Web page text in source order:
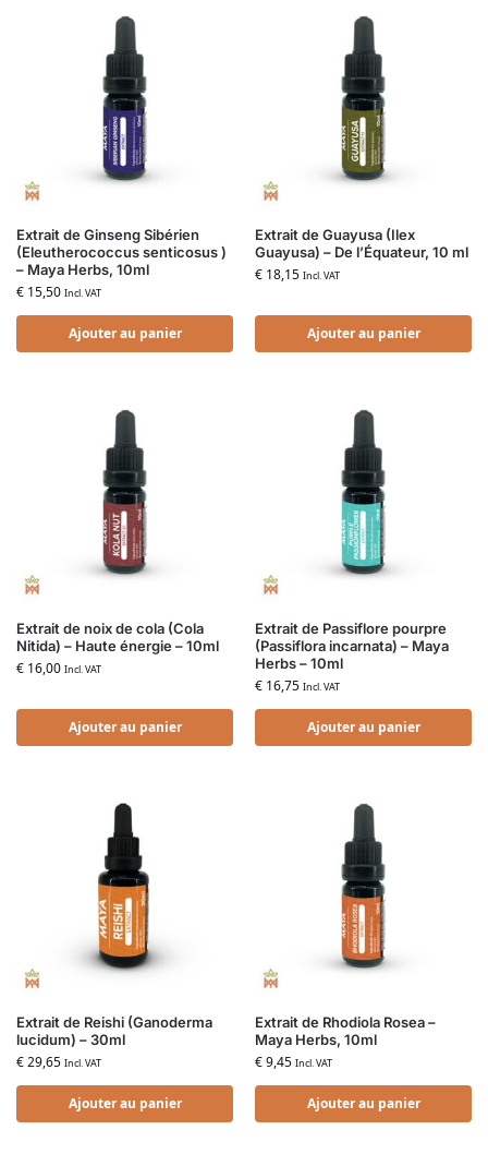
Extrait de Ginseng Sibérien
(Eleutherococcus senticosus )
– Maya Herbs, 10ml
€ 15,50 Incl. VAT
Ajouter au panier
Extrait de Guayusa (Ilex
Guayusa) – De l’Équateur, 10 ml
€ 18,15 Incl. VAT
Ajouter au panier
Extrait de noix de cola (Cola
Nitida) – Haute énergie – 10ml
€ 16,00 Incl. VAT
Ajouter au panier
Extrait de Passiflore pourpre
(Passiflora incarnata) – Maya
Herbs – 10ml
€ 16,75 Incl. VAT
Ajouter au panier
Extrait de Reishi (Ganoderma
lucidum) – 30ml
€29,65 Incl. VAT
Ajouter au panier
Extrait de Rhodiola Rosea –
Maya Herbs, 10ml
€9,45 Incl. VAT
Ajouter au panier